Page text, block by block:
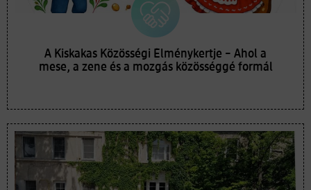
A Kiskakas Közösségi Élménykertje – Ahol a
mese, a zene és a mozgás közösséggé formál